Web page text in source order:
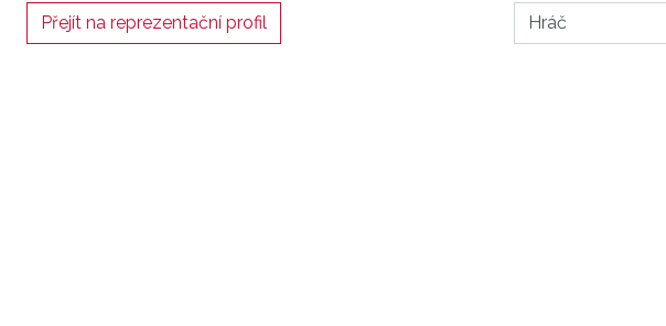
Přejít na reprezentační profil